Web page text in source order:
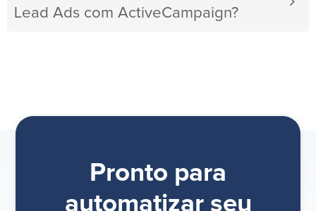
Lead Ads com ActiveCampaign?
Pronto para
automatizar seu